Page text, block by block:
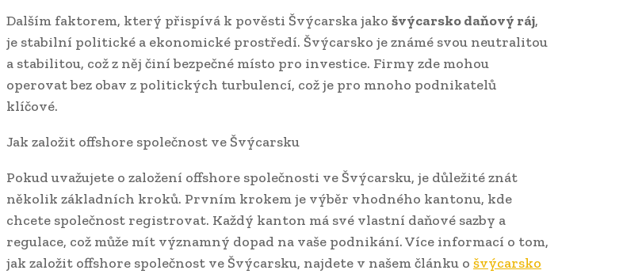
Dalším faktorem, který přispívá k pověsti Švýcarska jako švýcarsko daňový ráj,
je stabilní politické a ekonomické prostředí. Švýcarsko je známé svou neutralitou
a stabilitou, což z něj činí bezpečné místo pro investice. Firmy zde mohou
operovat bez obav z politických turbulencí, což je pro mnoho podnikatelů
klíčové.
Jak založit offshore společnost ve Švýcarsku
Pokud uvažujete o založení offshore společnosti ve Švýcarsku, je důležité znát
několik základních kroků. Prvním krokem je výběr vhodného kantonu, kde
chcete společnost registrovat. Každý kanton má své vlastní daňové sazby a
regulace, což může mít významný dopad na vaše podnikání. Více informací o tom,
jak založit offshore společnost ve Švýcarsku, najdete v našem článku o švýcarsko